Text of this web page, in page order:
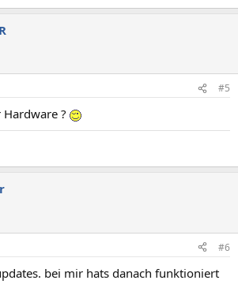
#5
?
#6
bei mir hats danach funktioniert